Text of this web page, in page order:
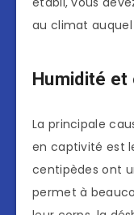
au climat
Humidité et
La principale
en captivité est
centipèdes ont
permet à